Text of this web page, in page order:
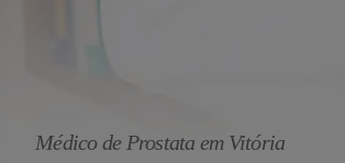
Médico de Prostata em Vitória